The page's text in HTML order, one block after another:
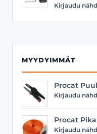
Kirjaudu
MYYDYIMMÄT
Procat
Kirjaudu
Procat
Kirjaudu